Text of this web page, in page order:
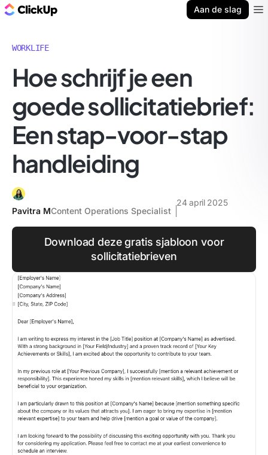
Aan de slag
WORKLIFE
Hoe schrijf je een
goede sollicitatiebrief:
Een stap-voor-stap
handleiding
Pavitra MContent Operations Specialist
24 april 2025
Download deze gratis sjabloon voor
sollicitatiebrieven